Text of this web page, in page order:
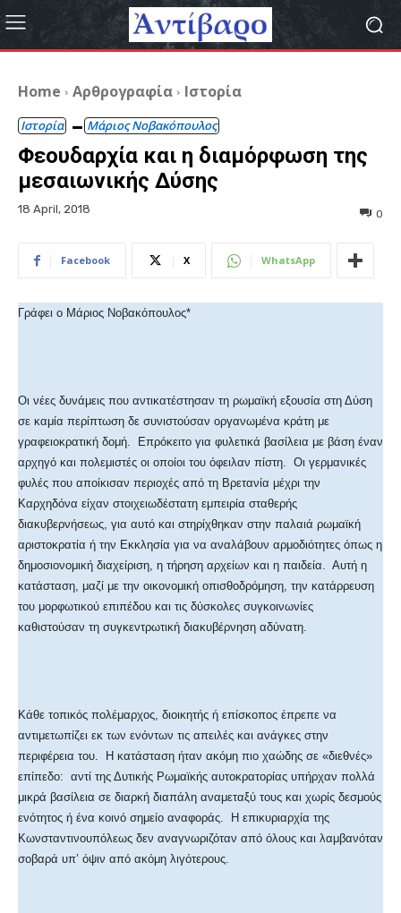
Home Αρθρογραφία Ιστορία
Ιστορία Μάριος Νοβακόπουλος
Φεουδαρχία και η διαμόρφωση της
μεσαιωνικής Δύσης
18 April, 2018 0
Facebook X WhatsApp
Γράφει ο Μάριος Νοβακόπουλος*
Οι νέες δυνάμεις που αντικατέστησαν τη ρωμαϊκή εξουσία στη Δύση
σε καμία περίπτωση δε συνιστούσαν οργανωμένα κράτη με
γραφειοκρατική δομή. Επρόκειτο για φυλετικά βασίλεια με βάση έναν
αρχηγό και πολεμιστές οι οποίοι του όφειλαν πίστη. Οι γερμανικές
φυλές που αποίκισαν περιοχές από τη Βρετανία μέχρι την
Καρχηδόνα είχαν στοιχειωδέστατη εμπειρία σταθερής
διακυβερνήσεως, για αυτό και στηρίχθηκαν στην παλαιά ρωμαϊκή
αριστοκρατία ή την Εκκλησία για να αναλάβουν αρμοδιότητες όπως η
δημοσιονομική διαχείριση, η τήρηση αρχείων και η παιδεία. Αυτή η
κατάσταση, μαζί με την οικονομική οπισθοδρόμηση, την κατάρρευση
του μορφωτικού επιπέδου και τις δύσκολες συγκοινωνίες
καθιστούσαν τη συγκεντρωτική διακυβέρνηση αδύνατη.
Κάθε τοπικός πολέμαρχος, διοικητής ή επίσκοπος έπρεπε να
αντιμετωπίζει εκ των ενόντων τις απειλές και ανάγκες στην
περιφέρεια του. Η κατάσταση ήταν ακόμη πιο χαώδης σε «διεθνές»
επίπεδο: αντί της Δυτικής Ρωμαϊκής αυτοκρατορίας υπήρχαν πολλά
μικρά βασίλεια σε διαρκή διαπάλη αναμεταξύ τους και χωρίς δεσμούς
ενότητος ή ένα κοινό σημείο αναφοράς. Η επικυριαρχία της
Κωνσταντινουπόλεως δεν αναγνωριζόταν από όλους και λαμβανόταν
σοβαρά υπ’ όψιν από ακόμη λιγότερους.